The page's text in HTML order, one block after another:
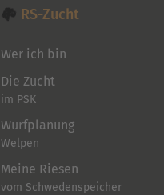
RS-Zucht
Wer ich bin
Die Zucht
im PSK
Wurfplanung
Welpen
Meine Riesen
vom Schwedenspeicher